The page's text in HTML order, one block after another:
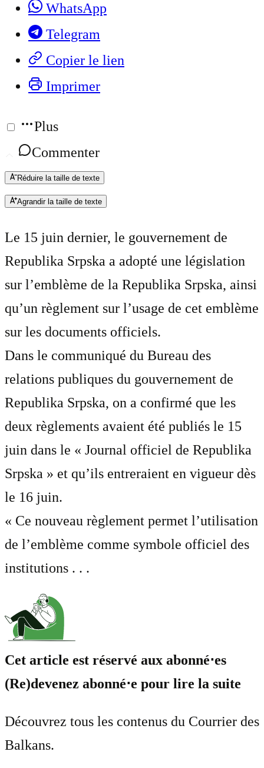
WhatsApp
Telegram
Copier le lien
Imprimer
Plus
Commenter
Réduire la taille de texte
Agrandir la taille de texte
Le 15 juin dernier, le gouvernement de
Republika Srpska a adopté une législation
sur l’emblème de la Republika Srpska, ainsi
qu’un règlement sur l’usage de cet emblème
sur les documents officiels.
Dans le communiqué du Bureau des
relations publiques du gouvernement de
Republika Srpska, on a confirmé que les
deux règlements avaient été publiés le 15
juin dans le « Journal officiel de Republika
Srpska » et qu’ils entreraient en vigueur dès
le 16 juin.
« Ce nouveau règlement permet l’utilisation
de l’emblème comme symbole officiel des
institutions . . .
Cet article est réservé aux abonné⋅es
(Re)devenez abonné⋅e pour lire la suite
Découvrez tous les contenus du Courrier des
Balkans.